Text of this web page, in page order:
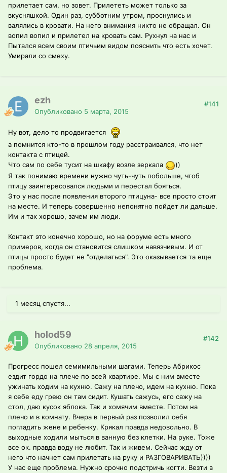
прилетает сам, но зовет. Прилететь может только за
вкусняшкой. Один раз, субботним утром, проснулись и
валялись в кровати. На него внимания никто не обращал. Он
вопил вопил и прилетел на кровать сам. Рухнул на нас и
Пытался всем своим птичьим видом пояснить что есть хочет.
Умирали со смеху.
ezh
Опубликовано 5 марта, 2015
#141
Ну вот, дело то продвигается
а помнится кто-то в прошлом году расстраивался, что нет
контакта с птицей.
Что сам по себе тусит на шкафу возле зеркала
))
Я так понимаю времени нужно чуть-чуть побольше, чтоб
птицу заинтересовался людьми и перестал бояться.
Это у нас после появления второго птицуна- все просто стоит
на месте. И теперь совершенно непонятно пойдет ли дальше.
Им и так хорошо, зачем им люди.
Контакт это конечно хорошо, но на форуме есть много
примеров, когда он становится слишком навязчивым. И от
птицы просто будет не "отделаться". Это оказывается та еще
проблема.
1 месяц спустя...
holod59
Опубликовано 28 апреля, 2015
#142
Прогресс пошел семимильными шагами. Теперь Абрикос
ездит гордо на плече по всей квартире. Мы с ним вместе
ужинать ходим на кухню. Сажу на плечо, идем на кухню. Пока
я себе еду грею он там сидит. Кушать сажусь, его сажу на
стол, даю кусок яблока. Так и хомячим вместе. Потом на
плечо и в комнату. Вчера в первый раз позволил себя
погладить жене и ребенку. Крякал правда недовольно. В
выходные ходили мыться в ванную без клетки. На руке. Тоже
все ок. правда воду не любит. Так и живем. Сейчас жду от
него что начнет сам прилетать на руку и РАЗГОВАРИВАТЬ))))
У нас еще проблема. Нужно срочно подстричь когти. Везти в